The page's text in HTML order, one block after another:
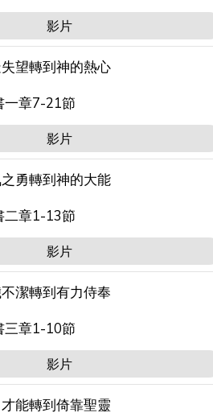
影片
望轉到神的熱心
一章7-21節
影片
勇轉到神的大能
二章1-13節
影片
潔轉到有力侍奉
三章1-10節
影片
能轉到倚靠聖靈